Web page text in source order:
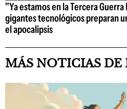
"Ya estamos en la Tercera
gigantes tecnológicos preparan
el apocalipsis
MÁS NOTICIAS DE